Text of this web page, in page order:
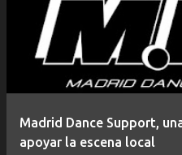
Madrid Dance Support,
apoyar la escena local